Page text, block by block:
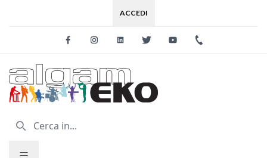
ACCEDI
FacebookInstagramLinkedinTwitter Youtube